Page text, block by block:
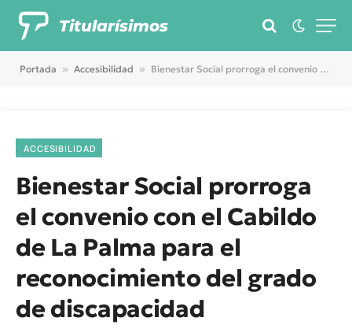
Titularísimos
Portada » Accesibilidad » Bienestar Social prorroga el convenio con el Cabildo de La Palma para el reconocimiento del grado de discapacidad
ACCESIBILIDAD
Bienestar Social prorroga
el convenio con el Cabildo
de La Palma para el
reconocimiento del grado
de discapacidad